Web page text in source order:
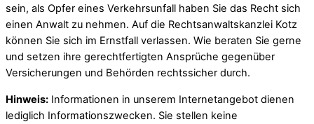
sein, als Opfer eines Verkehrsunfall haben Sie das Recht sich
einen Anwalt zu nehmen. Auf die Rechtsanwaltskanzlei Kotz
können Sie sich im Ernstfall verlassen. Wie beraten Sie gerne
und setzen ihre gerechtfertigten Ansprüche gegenüber
Versicherungen und Behörden rechtssicher durch.
Hinweis: Informationen in unserem Internetangebot dienen
lediglich Informationszwecken. Sie stellen keine